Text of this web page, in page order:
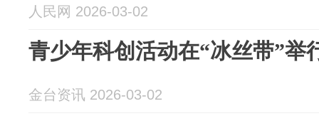
人民网 2026-03-02
青少年科创活动在“冰丝带”举
金台资讯 2026-03-02